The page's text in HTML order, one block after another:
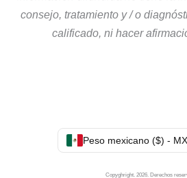
consejo, tratamiento y / o
calificado, ni hacer
Peso mexicano ($) -
Copyghright. 2026. Derechos